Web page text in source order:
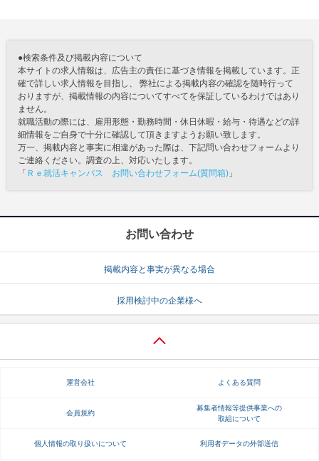
●検索条件及び掲載内容について
本サイトの求人情報は、広告主の責任に基づき情報を掲載しています。正
確で詳しい求人情報を目指し、 弊社による掲載内容の確認を随時行って
おりますが、掲載情報の内容についてすべてを保証しているわけではあり
ません。
就職活動の際には、雇用形態・勤務時間・休日休暇・給与・待遇などの詳
細情報をご自身で十分に確認して頂きますようお願い致します。
万一、掲載内容と事実に相違があった際は、下記問い合わせフォームより
ご連絡ください。調査の上、対応いたします。
「 Ｒｅ就活キャンパス お問い合わせフォーム(質問箱) 」
お問い合わせ
掲載内容と事実が異なる場合
採用検討中の企業様へ
運営会社 よくある質問
会員規約
募集者情報等提供事業への
取組について
個人情報の取り扱いについて 利用者データの外部送信